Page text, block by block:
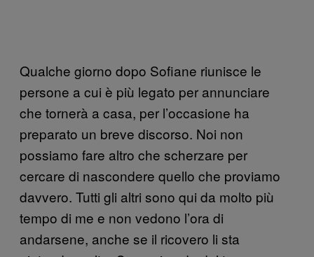
Qualche giorno dopo Sofiane riunisce le
persone a cui è più legato per annunciare
che tornerà a casa, per l’occasione ha
preparato un breve discorso. Noi non
possiamo fare altro che scherzare per
cercare di nascondere quello che proviamo
davvero. Tutti gli altri sono qui da molto più
tempo di me e non vedono l’ora di
andarsene, anche se il ricovero li sta